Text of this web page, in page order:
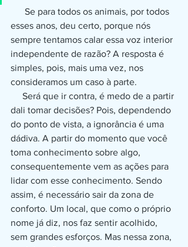
esses anos, deu certo, porque nós
sempre tentamos calar essa voz interior
independente de razão? A resposta é
simples, pois, mais uma vez, nos
consideramos um caso à parte.
dali tomar decisões? Pois, dependendo
do ponto de vista, a ignorância é uma
dádiva. A partir do momento que você
toma conhecimento sobre algo,
consequentemente vem as ações para
lidar com esse conhecimento. Sendo
assim, é necessário sair da zona de
conforto. Um local, que como o próprio
nome já diz, nos faz sentir acolhido,
sem grandes esforços. Mas nessa zona,